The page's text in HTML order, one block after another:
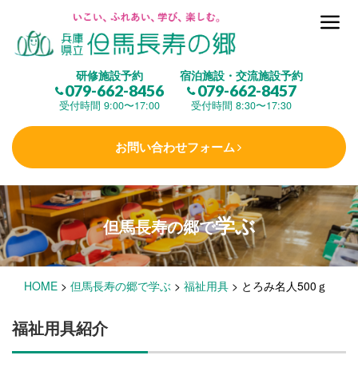
研修施設予約
079-662-8456
受付時間 9:00〜17:00
宿泊施設・交流施設予約
079-662-8457
受付時間 8:30〜17:30
お問い合わせフォーム
但馬長寿の郷とは
(研修施設)
楽しむ
学 ぶ(健康福祉)
泊まる(宿泊)
施設・料金
但馬長寿の郷で学ぶ
HOME > 但馬長寿の郷で学ぶ > 福祉用具 > とろみ名人500ｇ
福祉用具紹介